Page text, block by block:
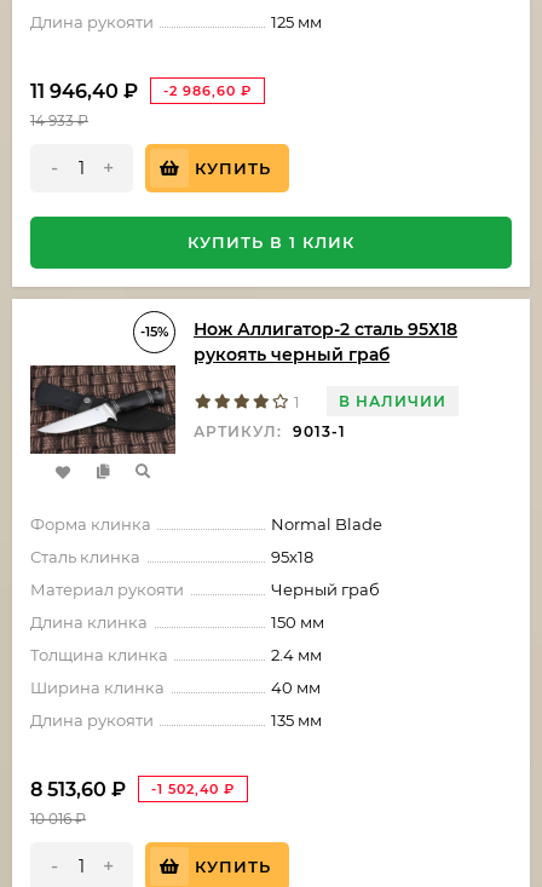
Длина рукояти
125 мм
11 946,40 ₽ -2 986,60 ₽
14 933₽
- + КУПИТЬ
КУПИТЬ В 1 КЛИК
-15%
Нож Аллигатор-2 сталь 95Х18
рукоять черный граб
1
В НАЛИЧИИ
АРТИКУЛ:
9013-1
Форма клинка
Normal Blade
Сталь клинка
95х18
Материал рукояти
Черный граб
Длина клинка
150 мм
Толщина клинка
2.4 мм
Ширина клинка
40 мм
Длина рукояти
135 мм
8 513,60 ₽ -1 502,40 ₽
10 016₽
- + КУПИТЬ